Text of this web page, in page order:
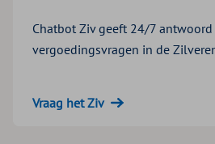
Chatbot Ziv geeft 24/7
vergoedingsvragen in de
Vraag het Ziv